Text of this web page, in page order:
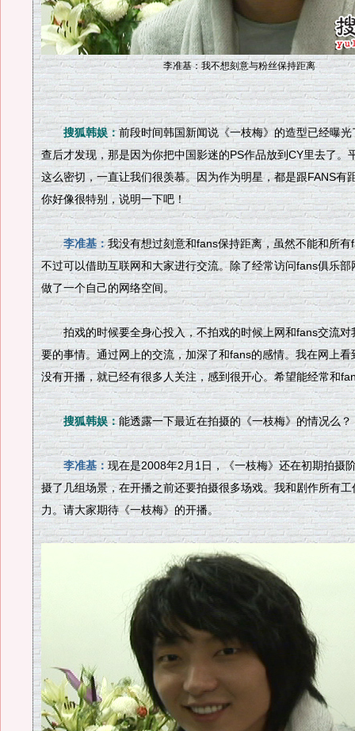
李准基：我不想刻意与粉丝保持距离
搜狐韩娱：前段时间韩国新闻说《一枝梅》的造型已经曝
查后才发现，那是因为你把中国影迷的PS作品放到CY里去了。
这么密切，一直让我们很羡慕。因为作为明星，都是跟FANS有
你好像很特别，说明一下吧！
李准基：我没有想过刻意和fans保持距离，虽然不能和所有
不过可以借助互联网和大家进行交流。除了经常访问fans俱乐部
做了一个自己的网络空间。
拍戏的时候要全身心投入，不拍戏的时候上网和fans交流对
要的事情。通过网上的交流，加深了和fans的感情。我在网上看
没有开播，就已经有很多人关注，感到很开心。希望能经常和
搜狐韩娱：能透露一下最近在拍摄的《一枝梅》的情况么？
李准基：现在是2008年2月1日，《一枝梅》还在初期拍摄
摄了几组场景，在开播之前还要拍摄很多场戏。我和剧作所有
力。请大家期待《一枝梅》的开播。